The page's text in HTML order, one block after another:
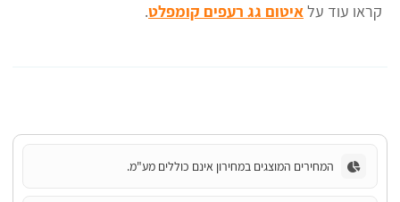
קראו עוד עלאיטום גג רעפים קומפלט.
המחירים המוצגים במחירון אינם כוללים מע"מ.